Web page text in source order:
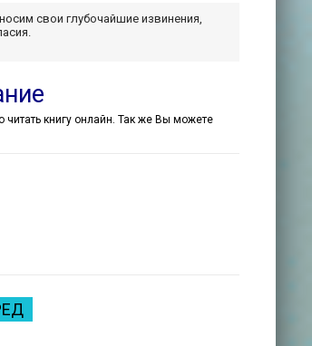
свои глубочайшие извинения,
книгу онлайн. Так же Вы можете